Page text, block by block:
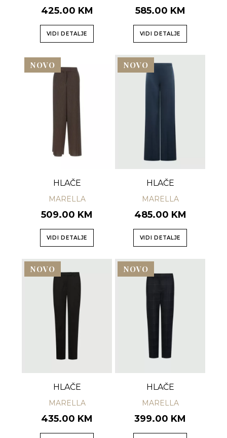
425.00 KM
VIDI DETALJE
585.00 KM
VIDI DETALJE
NOVO
HLAČE
MARELLA
509.00 KM
VIDI DETALJE
NOVO
HLAČE
MARELLA
485.00 KM
VIDI DETALJE
NOVO
HLAČE
MARELLA
435.00 KM
NOVO
HLAČE
MARELLA
399.00 KM